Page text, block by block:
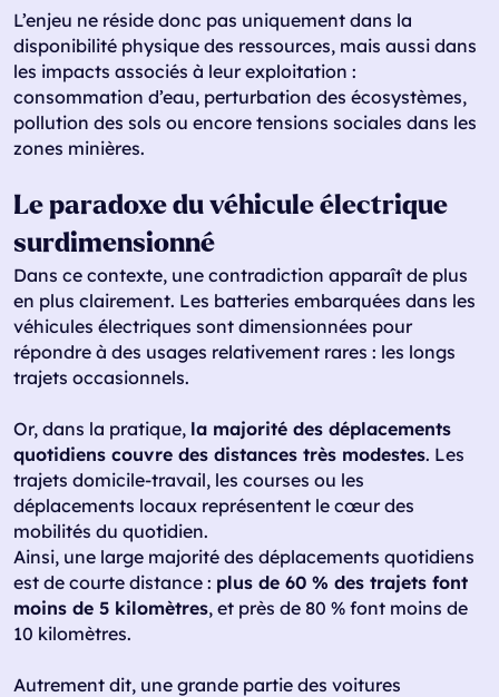
L’enjeu ne réside donc pas uniquement dans la
disponibilité physique des ressources, mais aussi dans
les impacts associés à leur exploitation :
consommation d’eau, perturbation des écosystèmes,
pollution des sols ou encore tensions sociales dans les
zones minières.
Le paradoxe du véhicule électrique
surdimensionné
Dans ce contexte, une contradiction apparaît de plus
en plus clairement. Les batteries embarquées dans les
véhicules électriques sont dimensionnées pour
répondre à des usages relativement rares : les longs
trajets occasionnels.
Or, dans la pratique, la majorité des déplacements
quotidiens couvre des distances très modestes. Les
trajets domicile-travail, les courses ou les
déplacements locaux représentent le cœur des
mobilités du quotidien.
Ainsi, une large majorité des déplacements quotidiens
est de courte distance : plus de 60 % des trajets font
moins de 5 kilomètres, et près de 80 % font moins de
10 kilomètres.
Autrement dit, une grande partie des voitures